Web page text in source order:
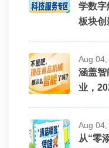
学数字
板块创
Aug 04,
涵盖智
业，
Aug 04,
从“零